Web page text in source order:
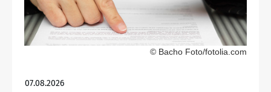
© Bacho Foto/fotolia.com
07.08.2026